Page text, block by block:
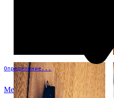
Определение...
Меню